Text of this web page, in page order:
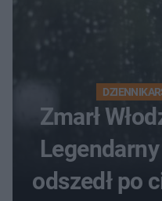
Zmarł
odszedł po